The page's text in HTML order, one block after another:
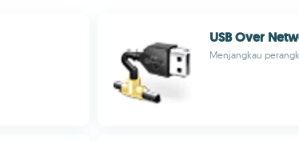
USB Over
Menjangkau